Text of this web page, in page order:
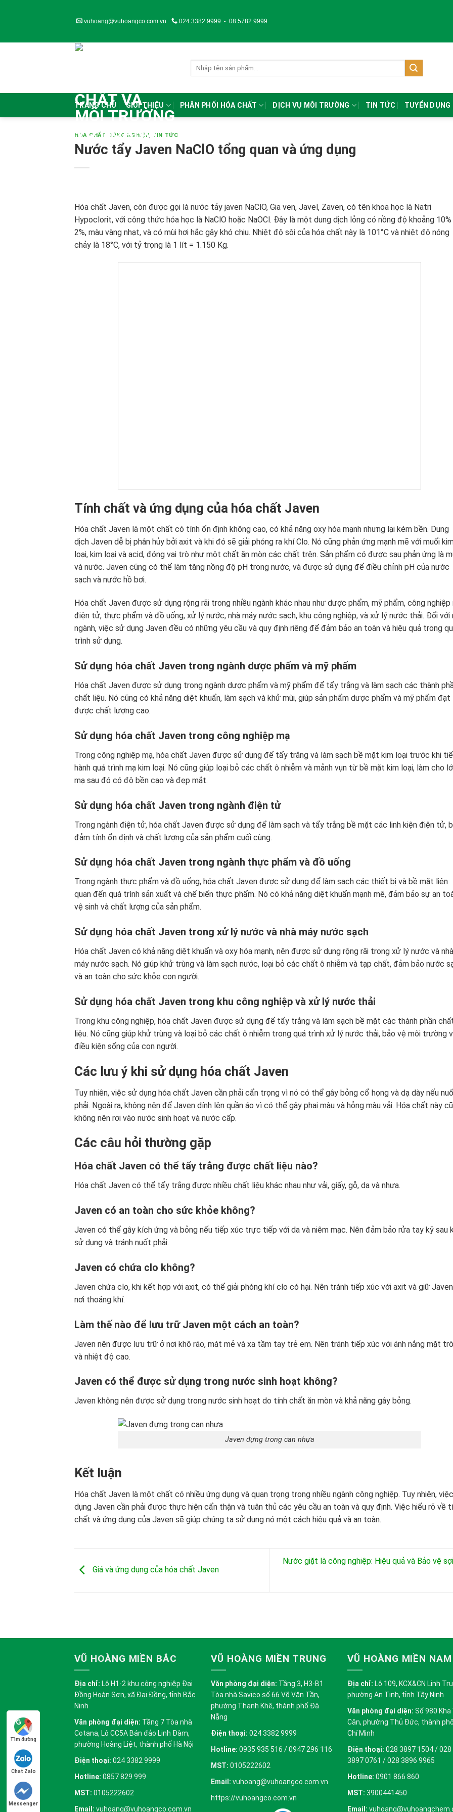
vuhoang@vuhoangco.com.vn 024 3382 9999 - 08 5782 9999
TRANG CHỦ GIỚI THIỆU PHÂN PHỐI HÓA CHẤT DỊCH VỤ MÔI TRƯỜNG TIN TỨC TUYỂN DỤNG
HÓA CHẤT CÔNG NGHIỆP, TIN TỨC
Nước tẩy Javen NaClO tổng quan và ứng dụng
Hóa chất Javen, còn được gọi là nước tảy javen NaClO, Gia ven, Javel, Zaven, có tên khoa học là Natri
Hypoclorit, với công thức hóa học là NaClO hoặc NaOCl. Đây là một dung dịch lỏng có nồng độ khoảng 10%
2%, màu vàng nhạt, và có mùi hơi hắc gây khó chịu. Nhiệt độ sôi của hóa chất này là 101°C và nhiệt độ nóng
chảy là 18°C, với tỷ trọng là 1 lít = 1.150 Kg.
Tính chất và ứng dụng của hóa chất Javen
Hóa chất Javen là một chất có tính ổn định không cao, có khả năng oxy hóa mạnh nhưng lại kém bền. Dung
dịch Javen dễ bị phân hủy bởi axit và khi đó sẽ giải phóng ra khí Clo. Nó cũng phản ứng mạnh mẽ với muối
loại, kim loại và acid, đóng vai trò như một chất ăn mòn các chất trên. Sản phẩm có được sau phản ứng là
và nước. Javen cũng có thể làm tăng nồng độ pH trong nước, và được sử dụng để điều chỉnh pH của nước
sạch và nước hồ bơi.
Hóa chất Javen được sử dụng rộng rãi trong nhiều ngành khác nhau như dược phẩm, mỹ phẩm, công nghiệp
điện tử, thực phẩm và đồ uống, xử lý nước, nhà máy nước sạch, khu công nghiệp, và xử lý nước thải. Đối với
ngành, việc sử dụng Javen đều có những yêu cầu và quy định riêng để đảm bảo an toàn và hiệu quả trong
trình sử dụng.
Sử dụng hóa chất Javen trong ngành dược phẩm và mỹ phẩm
Hóa chất Javen được sử dụng trong ngành dược phẩm và mỹ phẩm để tẩy trắng và làm sạch các thành
chất liệu. Nó cũng có khả năng diệt khuẩn, làm sạch và khử mùi, giúp sản phẩm dược phẩm và mỹ phẩm đạt
được chất lượng cao.
Sử dụng hóa chất Javen trong công nghiệp mạ
Trong công nghiệp mạ, hóa chất Javen được sử dụng để tẩy trắng và làm sạch bề mặt kim loại trước khi
hành quá trình mạ kim loại. Nó cũng giúp loại bỏ các chất ô nhiễm và mảnh vụn từ bề mặt kim loại, làm cho
mạ sau đó có độ bền cao và đẹp mắt.
Sử dụng hóa chất Javen trong ngành điện tử
Trong ngành điện tử, hóa chất Javen được sử dụng để làm sạch và tẩy trắng bề mặt các linh kiện điện tử,
đảm tính ổn định và chất lượng của sản phẩm cuối cùng.
Sử dụng hóa chất Javen trong ngành thực phẩm và đồ uống
Trong ngành thực phẩm và đồ uống, hóa chất Javen được sử dụng để làm sạch các thiết bị và bề mặt liên
quan đến quá trình sản xuất và chế biến thực phẩm. Nó có khả năng diệt khuẩn mạnh mẽ, đảm bảo sự an
vệ sinh và chất lượng của sản phẩm.
Sử dụng hóa chất Javen trong xử lý nước và nhà máy nước sạch
Hóa chất Javen có khả năng diệt khuẩn và oxy hóa mạnh, nên được sử dụng rộng rãi trong xử lý nước và nhà
máy nước sạch. Nó giúp khử trùng và làm sạch nước, loại bỏ các chất ô nhiễm và tạp chất, đảm bảo nước
và an toàn cho sức khỏe con người.
Sử dụng hóa chất Javen trong khu công nghiệp và xử lý nước thải
Trong khu công nghiệp, hóa chất Javen được sử dụng để tẩy trắng và làm sạch bề mặt các thành phần
liệu. Nó cũng giúp khử trùng và loại bỏ các chất ô nhiễm trong quá trình xử lý nước thải, bảo vệ môi trường
điều kiện sống của con người.
Các lưu ý khi sử dụng hóa chất Javen
Tuy nhiên, việc sử dụng hóa chất Javen cần phải cẩn trọng vì nó có thể gây bỏng cổ họng và dạ dày nếu
phải. Ngoài ra, không nên để Javen dính lên quần áo vì có thể gây phai màu và hỏng màu vải. Hóa chất này
không nên rơi vào nước sinh hoạt và nước cấp.
Các câu hỏi thường gặp
Hóa chất Javen có thể tẩy trắng được chất liệu nào?
Hóa chất Javen có thể tẩy trắng được nhiều chất liệu khác nhau như vải, giấy, gỗ, da và nhựa.
Javen có an toàn cho sức khỏe không?
Javen có thể gây kích ứng và bỏng nếu tiếp xúc trực tiếp với da và niêm mạc. Nên đảm bảo rửa tay kỹ sau
sử dụng và tránh nuốt phải.
Javen có chứa clo không?
Javen chứa clo, khi kết hợp với axit, có thể giải phóng khí clo có hại. Nên tránh tiếp xúc với axit và giữ
nơi thoáng khí.
Làm thế nào để lưu trữ Javen một cách an toàn?
Javen nên được lưu trữ ở nơi khô ráo, mát mẻ và xa tầm tay trẻ em. Nên tránh tiếp xúc với ánh nắng mặt
và nhiệt độ cao.
Javen có thể được sử dụng trong nước sinh hoạt không?
Javen không nên được sử dụng trong nước sinh hoạt do tính chất ăn mòn và khả năng gây bỏng.
Javen đựng trong can nhựa
Kết luận
Hóa chất Javen là một chất có nhiều ứng dụng và quan trọng trong nhiều ngành công nghiệp. Tuy nhiên,
dụng Javen cần phải được thực hiện cẩn thận và tuân thủ các yêu cầu an toàn và quy định. Việc hiểu rõ về
chất và ứng dụng của Javen sẽ giúp chúng ta sử dụng nó một cách hiệu quả và an toàn.
Giá và ứng dụng của hóa chất Javen
Nước giặt là công nghiệp: Hiệu quả và Bảo vệ
VŨ HOÀNG MIỀN BẮC
Địa chỉ: Lô H1-2 khu công nghiệp Đại
Đồng Hoàn Sơn, xã Đại Đồng, tỉnh Bắc
Ninh
Văn phòng đại diện: Tầng 7 Tòa nhà
Cotana, Lô CC5A Bán đảo Linh Đàm,
phường Hoàng Liệt, thành phố Hà Nội
Điện thoại: 024 3382 9999
Hotline: 0857 829 999
MST: 0105222602
Email: vuhoang@vuhoangco.com.vn
VŨ HOÀNG MIỀN TRUNG
Văn phòng đại diện: Tầng 3, H3-B1
Tòa nhà Savico số 66 Võ Văn Tần,
phường Thanh Khê, thành phố Đà
Nẵng
Điện thoại: 024 3382 9999
Hotline: 0935 935 516 / 0947 296 116
MST: 0105222602
Email: vuhoang@vuhoangco.com.vn
https://vuhoangco.com.vn
VŨ HOÀNG MIỀN NAM
Địa chỉ: Lô 109, KCX&CN Linh
phường An Tịnh, tỉnh Tây Ninh
Văn phòng đại diện: Số 980 Kha
Cân, phường Thủ Đức, thành
Chí Minh
Điện thoại: 028 3897 1504 / 028
3897 0761 / 028 3896 9965
Hotline: 0901 866 860
MST: 3900441450
Email:
Tìm đường
Chat Zalo
Messenger